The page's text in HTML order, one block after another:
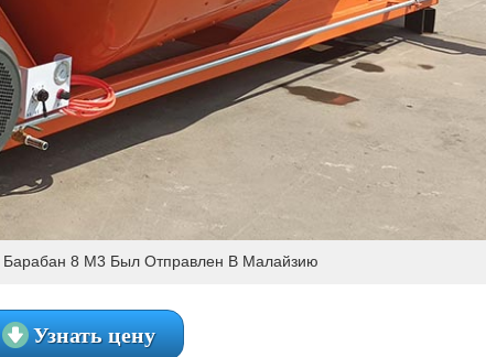
Барабан 8 М3 Был Отправлен В Малайзию
Узнать цену